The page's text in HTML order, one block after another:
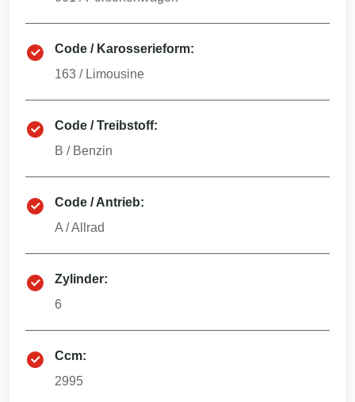
Code / Karosserieform:
163 / Limousine
Code / Treibstoff:
B / Benzin
Code / Antrieb:
A /Allrad
Zylinder:
6
Ccm:
2995